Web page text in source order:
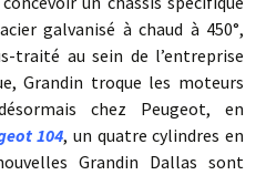
galvanisé à chaud à 450°,
traité au sein de l’entreprise
Grandin troque les moteurs
chez Peugeot, en
104, un quatre cylindres en
Grandin Dallas sont